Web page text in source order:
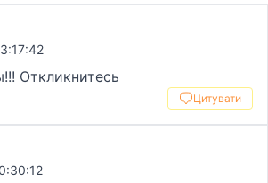
Откликнитесь
Цитувати